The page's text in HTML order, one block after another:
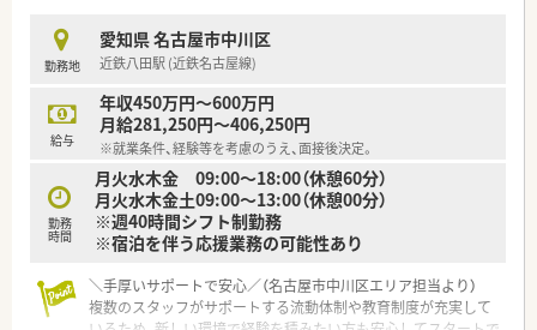
【法人特徴について】
■創業150年以上の歴史を持ち、全国に600店舗以上を展開しな
がら現在も成長を続けている安定企業です。
■ヘルスやビューティーから調剤までを1店舗に集約するショー
トタイムショッピングを推進しています。
■健康と美と衛生を通じて社会貢献するという理念のもと、地域
に必要とされるかかりつけ薬局を目指しています。
勤務地
愛知県 名古屋市中川区
近鉄八田駅 (近鉄名古屋線)
給与
年収450万円～600万円
月給281,250円～406,250円
※就業条件、経験等を考慮のうえ、面接後決定。
勤務
時間
月火水木金 09:00～18:00（休憩60分）
月火水木金土09:00～13:00（休憩00分）
※週40時間シフト制勤務
※宿泊を伴う応援業務の可能性あり
＼手厚いサポートで安心／（名古屋市中川区エリア担当より）
複数のスタッフがサポートする流動体制や教育制度が充実して